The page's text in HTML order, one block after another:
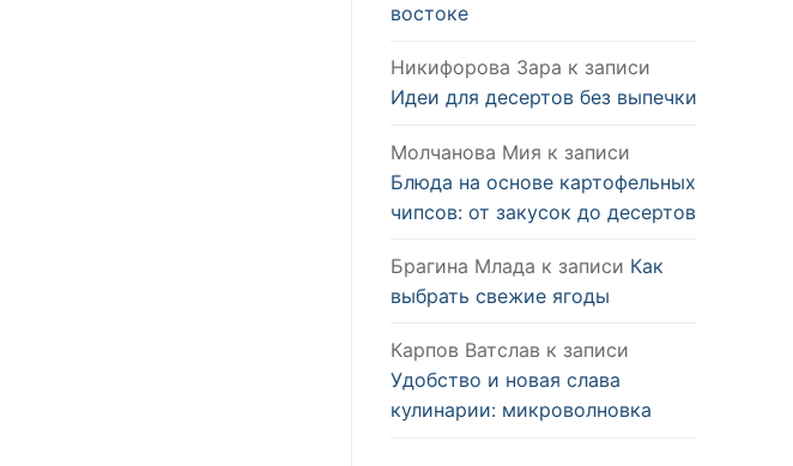
востоке
Никифорова Зара к записи
Идеи для десертов без выпечки
Молчанова Мия к записи
Блюда на основе картофельных
чипсов: от закусок до десертов
Брагина Млада к записи Как
выбрать свежие ягоды
Карпов Ватслав к записи
Удобство и новая слава
кулинарии: микроволновка